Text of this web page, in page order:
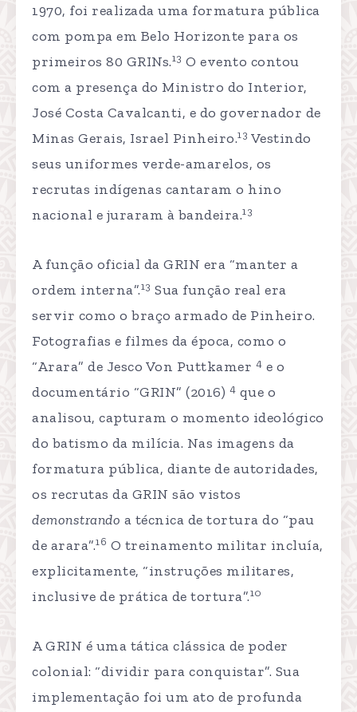
1970, foi realizada uma formatura pública
com pompa em Belo Horizonte para os
primeiros 80 GRINs.13 O evento contou
com a presença do Ministro do Interior,
José Costa Cavalcanti, e do governador de
Minas Gerais, Israel Pinheiro.13 Vestindo
seus uniformes verde-amarelos, os
recrutas indígenas cantaram o hino
nacional e juraram à bandeira.13
A função oficial da GRIN era “manter a
ordem interna”.13 Sua função real era
servir como o braço armado de Pinheiro.
Fotografias e filmes da época, como o
“Arara” de Jesco Von Puttkamer 4 e o
documentário “GRIN” (2016) 4 que o
analisou, capturam o momento ideológico
do batismo da milícia. Nas imagens da
formatura pública, diante de autoridades,
os recrutas da GRIN são vistos
demonstrando a técnica de tortura do “pau
de arara”.16 O treinamento militar incluía,
explicitamente, “instruções militares,
inclusive de prática de tortura”.10
A GRIN é uma tática clássica de poder
colonial: “dividir para conquistar”. Sua
implementação foi um ato de profunda